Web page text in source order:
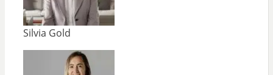
Silvia Gold